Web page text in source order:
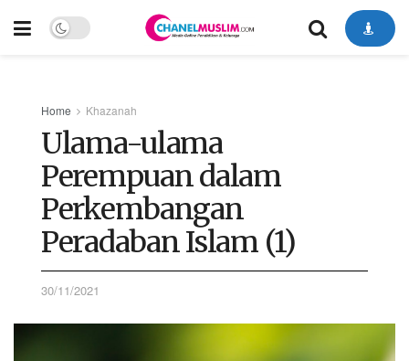
Home Khazanah
Ulama-ulama
Perempuan dalam
Perkembangan
Peradaban Islam (1)
30/11/2021